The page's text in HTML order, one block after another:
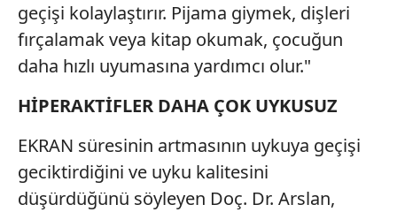
geçişi kolaylaştırır. Pijama giymek, dişleri
fırçalamak veya kitap okumak, çocuğun
daha hızlı uyumasına yardımcı olur."
HİPERAKTİFLER DAHA ÇOK UYKUSUZ
EKRAN süresinin artmasının uykuya geçişi
geciktirdiğini ve uyku kalitesini
düşürdüğünü söyleyen Doç. Dr. Arslan,